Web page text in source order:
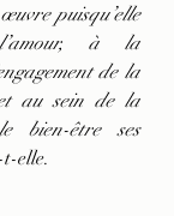
puisqu’elle
à la
de la
au sein de la
bien-être ses
elle.